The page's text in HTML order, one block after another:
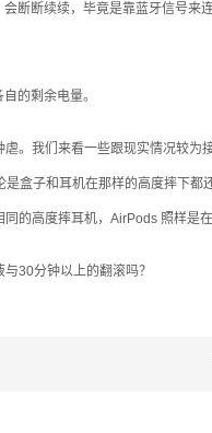
断断续续，毕竟是靠蓝牙信号来
的剩余电量。
。我们来看一些跟现实情况较为
盒子和耳机在那样的高度摔下都
的高度摔耳机，AirPods 照样是
30分钟以上的翻滚吗？